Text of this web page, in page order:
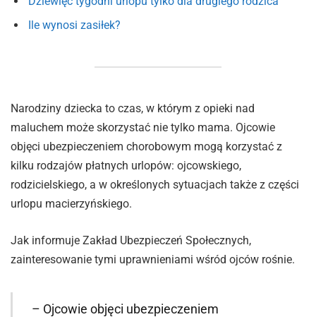
Ile wynosi zasiłek?
Narodziny dziecka to czas, w którym z opieki nad
maluchem może skorzystać nie tylko mama. Ojcowie
objęci ubezpieczeniem chorobowym mogą korzystać z
kilku rodzajów płatnych urlopów: ojcowskiego,
rodzicielskiego, a w określonych sytuacjach także z części
urlopu macierzyńskiego.
Jak informuje Zakład Ubezpieczeń Społecznych,
zainteresowanie tymi uprawnieniami wśród ojców rośnie.
– Ojcowie objęci ubezpieczeniem